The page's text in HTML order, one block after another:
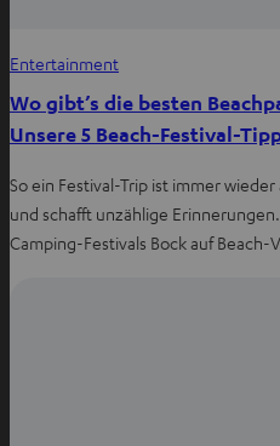
Entertainment
Wo gibt’s die besten
Unsere 5 Beach-Festival-
So ein Festival-Trip ist immer
und schafft unzählige
Camping-Festivals Bock auf Beach-